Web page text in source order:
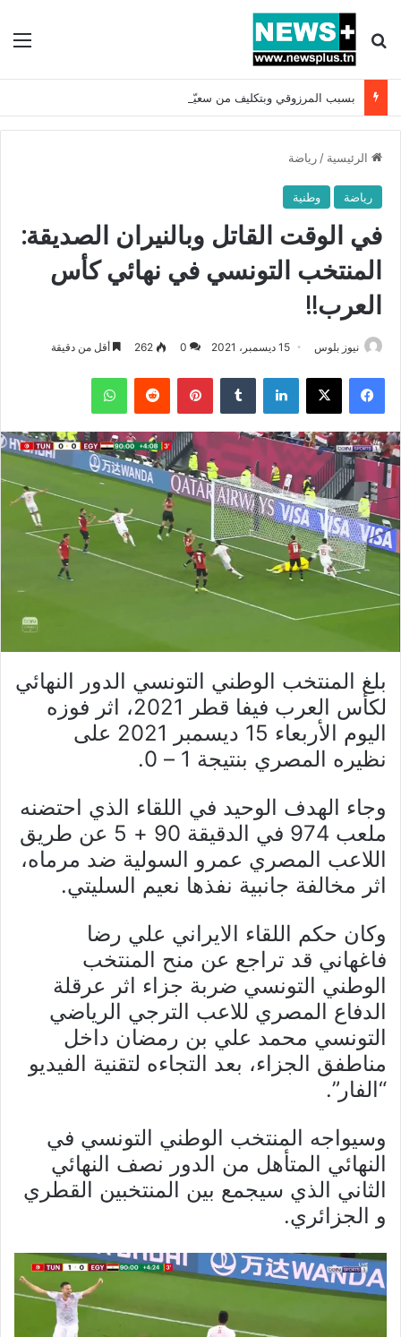
بحث عن
الرئيسية / رياضة
رياضة وطنية
في الوقت القاتل وبالنيران الصديقة:
المنتخب التونسي في نهائي كأس
العرب!!
نيوز بلوس 15 ديسمبر، 2021 0
262 أقل من دقيقة
فيسبوك X لينكدإن بينتيريست واتساب
بلغ المنتخب الوطني التونسي الدور النهائي
لكأس العرب فيفا قطر 2021، اثر فوزه
اليوم الأربعاء 15 ديسمبر 2021 على
نظيره المصري بنتيجة 1 – 0.
وجاء الهدف الوحيد في اللقاء الذي احتضنه
ملعب 974 في الدقيقة 90 + 5 عن طريق
اللاعب المصري عمرو السولية ضد مرماه،
اثر مخالفة جانبية نفذها نعيم السليتي.
وكان حكم اللقاء الايراني علي رضا
فاغهاني قد تراجع عن منح المنتخب
الوطني التونسي ضربة جزاء اثر عرقلة
الدفاع المصري للاعب الترجي الرياضي
التونسي محمد علي بن رمضان داخل
مناطفق الجزاء، بعد التجاءه لتقنية الفيديو
“الفار”.
وسيواجه المنتخب الوطني التونسي في
النهائي المتأهل من الدور نصف النهائي
الثاني الذي سيجمع بين المنتخبين القطري
و الجزائري.